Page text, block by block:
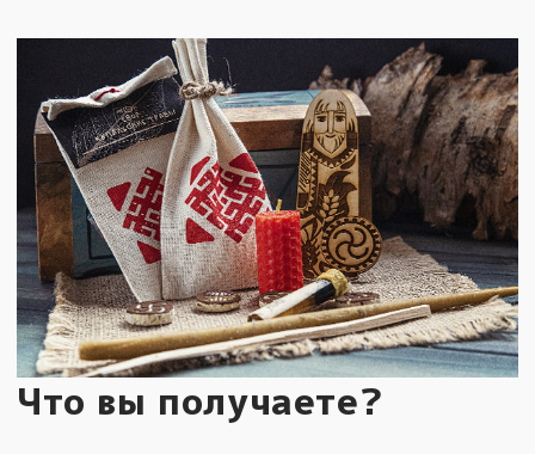
Что вы получаете?